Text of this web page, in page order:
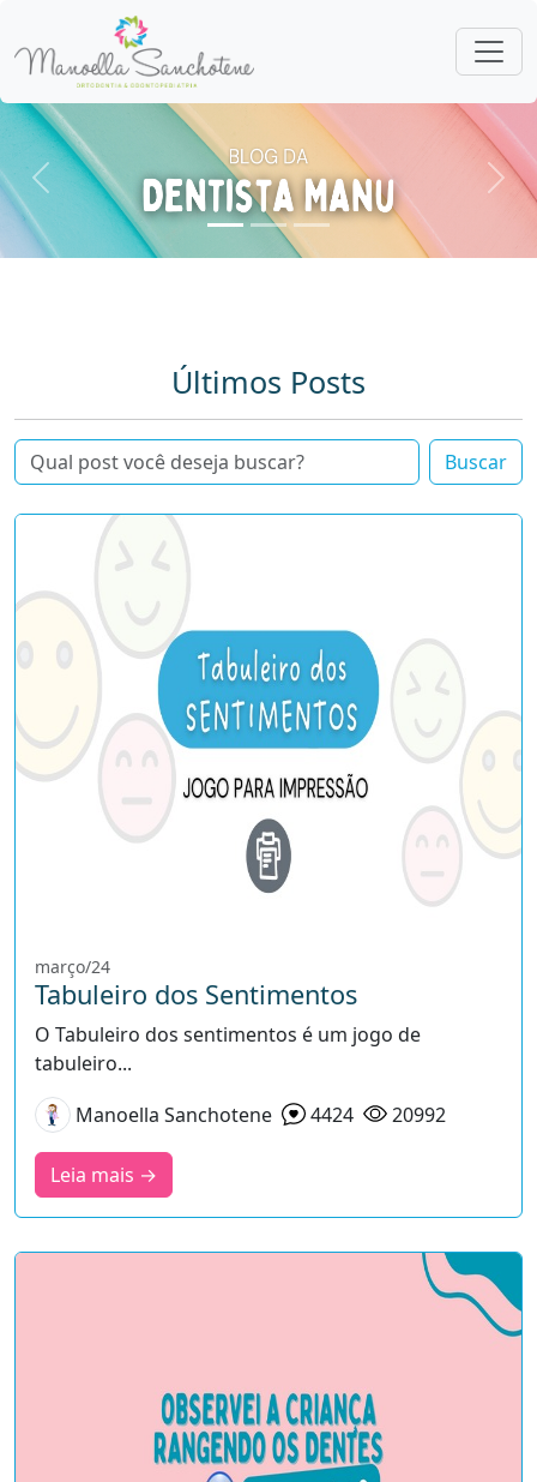
Anterior
Últimos Posts
Buscar
março/24
Tabuleiro dos Sentimentos
O Tabuleiro dos sentimentos é um jogo de
tabuleiro...
Manoella Sanchotene
4424 20992
Leia mais →